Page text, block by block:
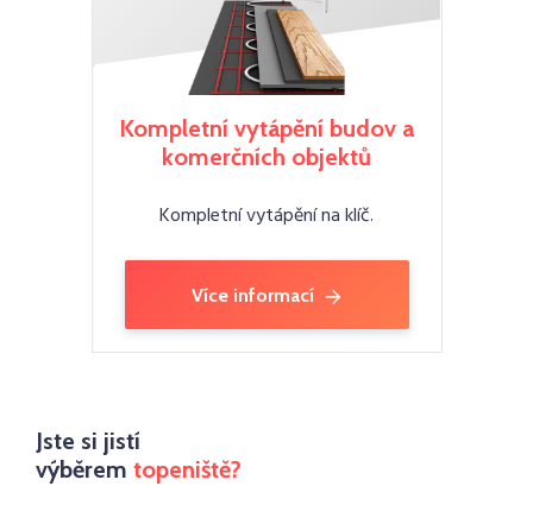
Kompletní vytápění budov a
komerčních objektů
Kompletní vytápění na klíč.
Více informací
Jste si jistí
výběrem topeniště?